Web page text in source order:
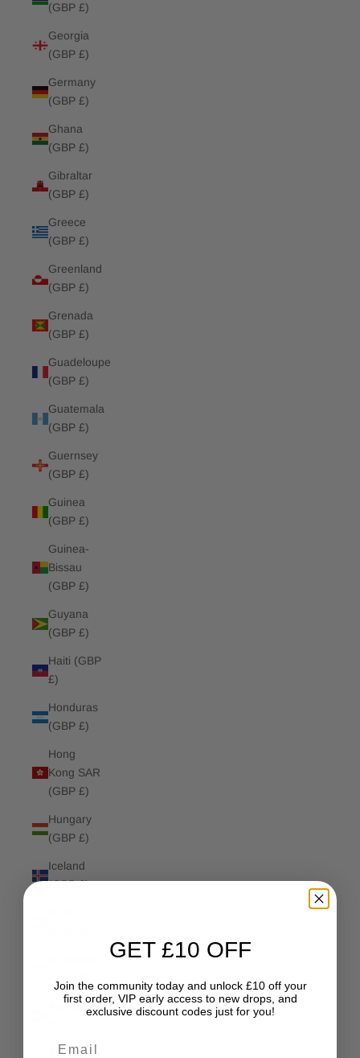
(GBP £)
Georgia
(GBP £)
Germany
(GBP £)
Ghana
(GBP £)
Gibraltar
(GBP £)
Greece
(GBP £)
Greenland
(GBP £)
Grenada
(GBP £)
Guadeloupe
(GBP £)
Guatemala
(GBP £)
Guernsey
(GBP £)
Guinea
(GBP £)
Guinea-
Bissau
(GBP £)
Guyana
(GBP £)
Haiti (GBP
£)
Honduras
(GBP £)
Hong
Kong SAR
(GBP £)
Hungary
(GBP £)
Iceland
(GBP £)
Iraq (GBP
Ireland
GET £10 OFF
Join the community today and unlock £10 off your
first order, VIP early access to new drops, and
exclusive discount codes just for you!